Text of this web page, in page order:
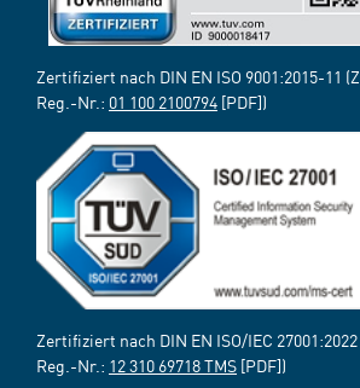
Zertifiziert nach DIN EN ISO 9001:2015-11
Reg.-Nr.: 01 100 2100794 [PDF])
Zertifiziert nach DIN EN ISO/IEC
Reg.-Nr.: 12 310 69718 TMS [PDF])